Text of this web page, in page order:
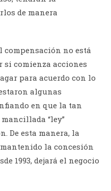
de manera
compensación no está
si comienza acciones
para acuerdo con lo
algunas
en que la tan
“ley”
De esta manera, la
la concesión
1993, dejará el negocio